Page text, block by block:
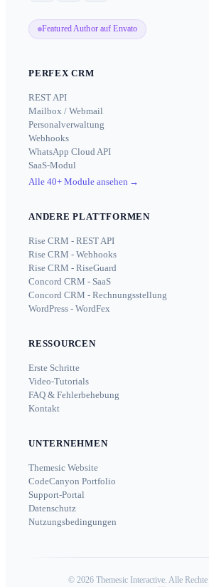
Featured Author auf Envato
PERFEX CRM
REST API
Mailbox / Webmail
Personalverwaltung
Webhooks
WhatsApp Cloud API
SaaS-Modul
Alle 40+ Module ansehen →
ANDERE PLATTFORMEN
Rise CRM - REST API
Rise CRM - Webhooks
Rise CRM - RiseGuard
Concord CRM - SaaS
Concord CRM - Rechnungsstellung
WordPress - WordFex
RESSOURCEN
Erste Schritte
Video-Tutorials
FAQ & Fehlerbehebung
Kontakt
UNTERNEHMEN
Themesic Website
CodeCanyon Portfolio
Support-Portal
Datenschutz
Nutzungsbedingungen
© 2026 Themesic Interactive. Alle